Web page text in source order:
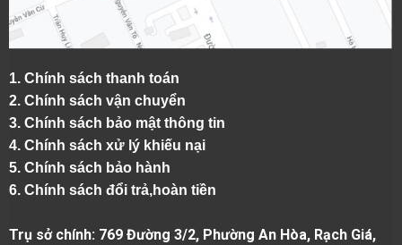
1. Chính sách thanh toán
2. Chính sách vận chuyển
3. Chính sách bảo mật thông tin
4. Chính sách xử lý khiếu nại
5. Chính sách bảo hành
6. Chính sách đổi trả,hoàn tiền
Trụ sở chính: 769 Đường 3/2, Phường An Hòa, Rạch Giá,